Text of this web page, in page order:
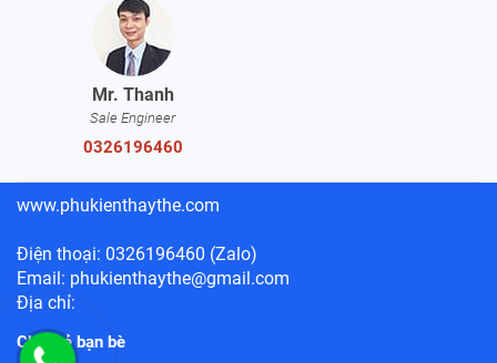
Mr. Thanh
Sale Engineer
0326196460
www.phukienthaythe.com
Điện thoại: 0326196460 (Zalo)
Email: phukienthaythe@gmail.com
Địa chỉ:
Chia sẻ bạn bè